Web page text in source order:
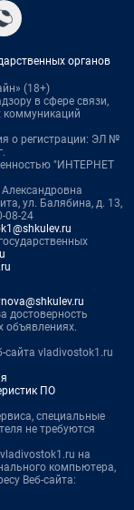
органов
(18+)
в сфере связи,
коммуникаций
о регистрации: ЭЛ №
"ИНТЕРНЕТ
ул. Балябина, д. 13,
08-24
достоверность
объявлениях.
сайта vladivostok1.ru
ПО
специальные
не требуются
на
компьютера,
Веб-сайта: